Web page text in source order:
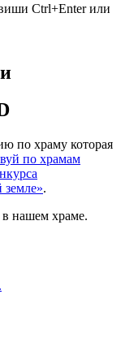
Ctrl+Enter или
по храму которая
по храмам
земле».
в нашем храме.